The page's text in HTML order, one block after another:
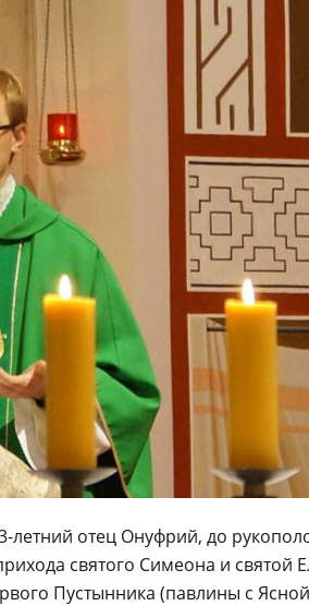
летний отец Онуфрий, до
святого Симеона и святой
Пустынника (павлины с